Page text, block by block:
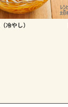
冷やし）